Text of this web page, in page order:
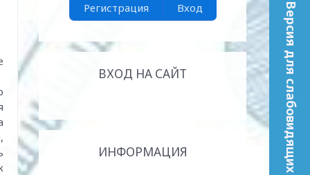
Версия для слабовидящих
Регистрация Вход
ВХОД НА САЙТ
ИНФОРМАЦИЯ